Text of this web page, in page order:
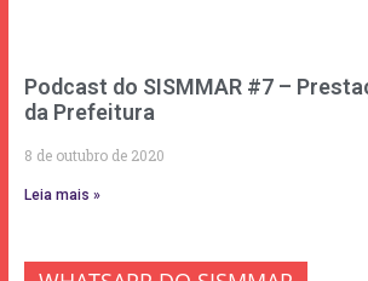
Podcast do SISMMAR #7 –
da Prefeitura
8 de outubro de 2020
Leia mais »